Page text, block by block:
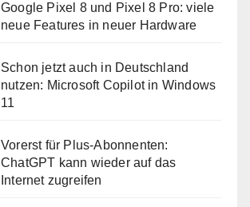
Google Pixel 8 und Pixel 8 Pro: viele
neue Features in neuer Hardware
Schon jetzt auch in Deutschland
nutzen: Microsoft Copilot in Windows
11
Vorerst für Plus-Abonnenten:
ChatGPT kann wieder auf das
Internet zugreifen